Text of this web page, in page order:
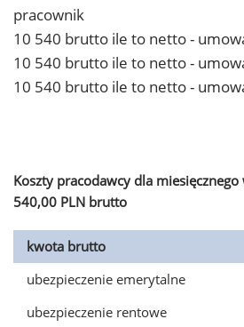
pracownik
10 540 brutto ile to netto -
10 540 brutto ile to netto -
10 540 brutto ile to netto -
Koszty pracodawcy dla
540,00 PLN brutto
kwota brutto
ubezpieczenie emerytalne
ubezpieczenie rentowe